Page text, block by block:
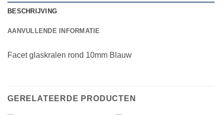
BESCHRIJVING
AANVULLENDE INFORMATIE
Facet glaskralen rond 10mm Blauw
GERELATEERDE PRODUCTEN